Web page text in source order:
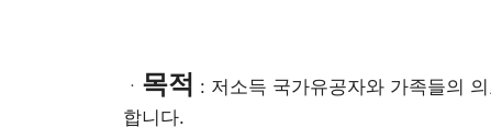
ㆍ 목적 : 저소득 국가유공자와 가족들의
합니다.